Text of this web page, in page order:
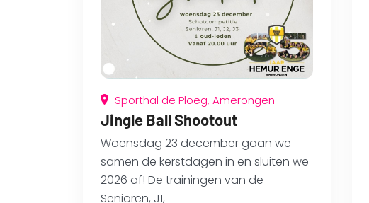
Sporthal de Ploeg, Amerongen
Jingle Ball Shootout
Woensdag 23 december gaan we
samen de kerstdagen in en sluiten we
2026 af! De trainingen van de
Senioren, J1,